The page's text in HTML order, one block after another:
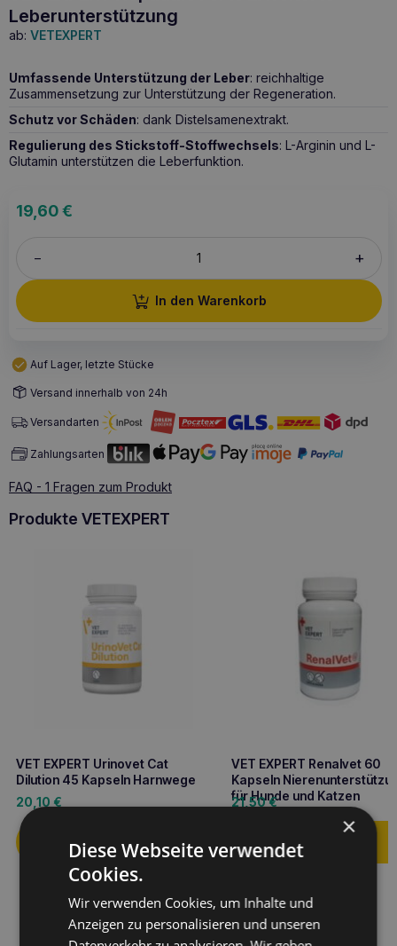
Leberunterstützung
ab: VETEXPERT
Umfassende Unterstützung der Leber: reichhaltige
Zusammensetzung zur Unterstützung der Regeneration.
Schutz vor Schäden: dank Distelsamenextrakt.
Regulierung des Stickstoff-Stoffwechsels: L-Arginin und L-
Glutamin unterstützen die Leberfunktion.
19,60€
– +
In den Warenkorb
Auf Lager, letzte Stücke
Versand innerhalb von 24h
Versandarten
Zahlungsarten
FAQ - 1 Fragen zum Produkt
Produkte VETEXPERT
VET EXPERT Urinovet Cat
Dilution 45 Kapseln Harnwege
20,10 €
VET EXPERT Renalvet 60
Kapseln
für Hunde und Katzen
21,50€
×
Diese Webseite verwendet
Cookies.
Wir verwenden Cookies, um Inhalte und
Anzeigen zu personalisieren und unseren